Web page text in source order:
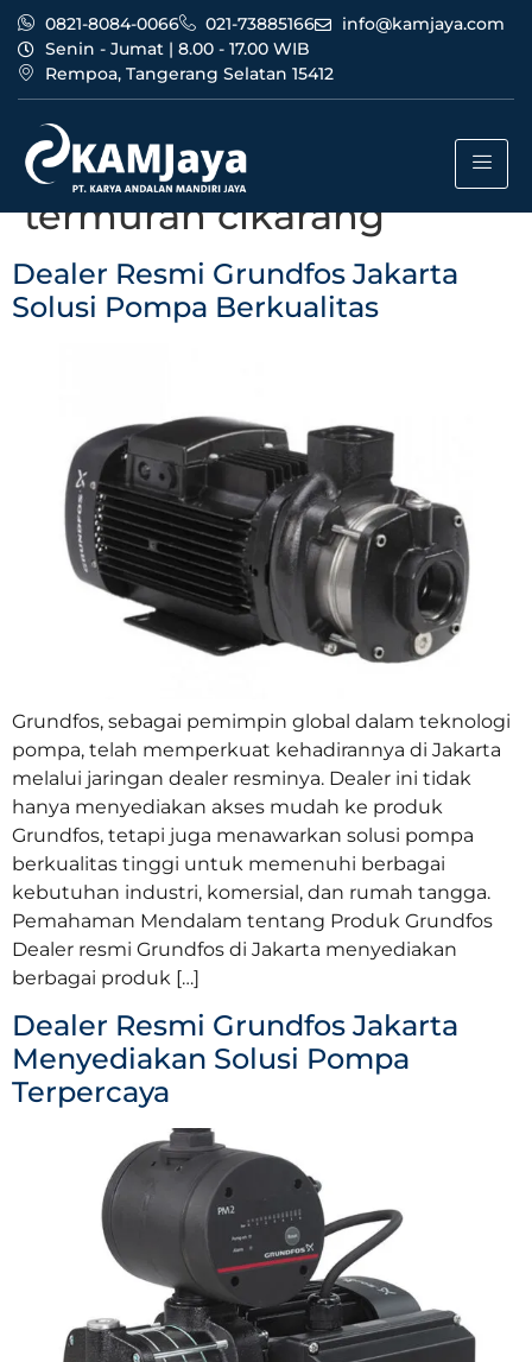
0821-8084-0066 021-73885166
info@kamjaya.com
Senin - Jumat | 8.00 - 17.00 WIB
Rempoa, Tangerang Selatan 15412
Tag:
grundfos jakarta
termurah cikarang
Dealer Resmi Grundfos Jakarta
Solusi Pompa Berkualitas
Grundfos, sebagai pemimpin global dalam teknologi
pompa, telah memperkuat kehadirannya di Jakarta
melalui jaringan dealer resminya. Dealer ini tidak
hanya menyediakan akses mudah ke produk
Grundfos, tetapi juga menawarkan solusi pompa
berkualitas tinggi untuk memenuhi berbagai
kebutuhan industri, komersial, dan rumah tangga.
Pemahaman Mendalam tentang Produk Grundfos
Dealer resmi Grundfos di Jakarta menyediakan
berbagai produk […]
Dealer Resmi Grundfos Jakarta
Menyediakan Solusi Pompa
Terpercaya